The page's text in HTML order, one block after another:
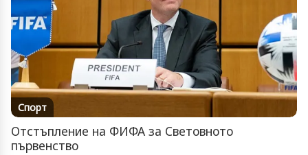
Спорт
Отстъпление на ФИФА за Световното
първенство